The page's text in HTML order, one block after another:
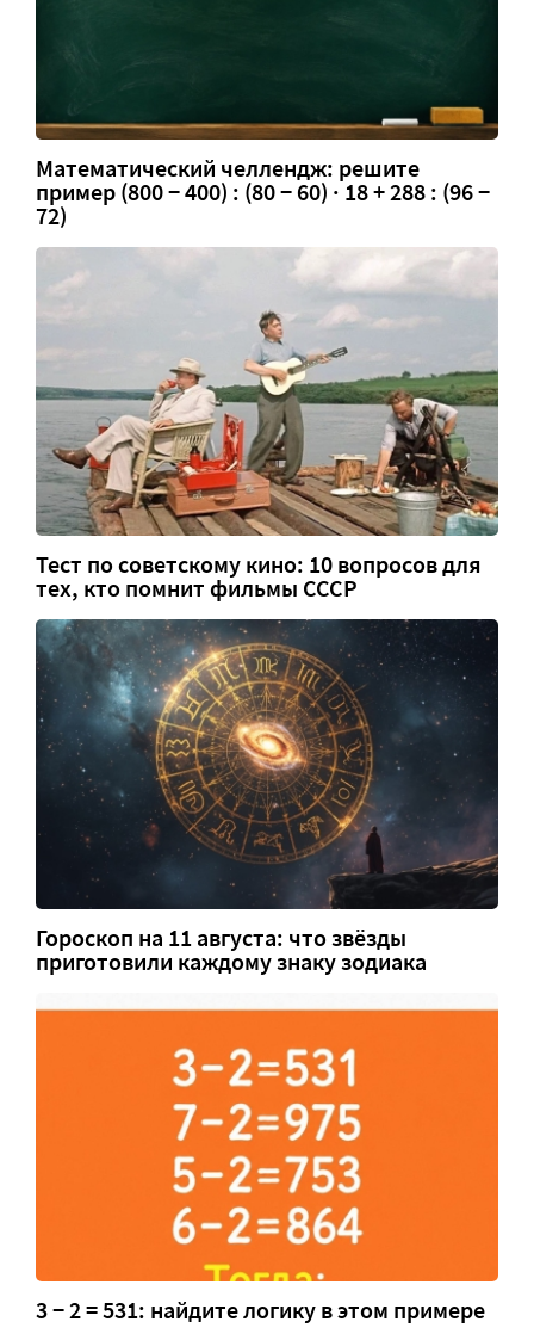
Математический челлендж: решите
пример (800 − 400) : (80 − 60) · 18 + 288 : (96 −
72)
Тест по советскому кино: 10 вопросов для
тех, кто помнит фильмы СССР
Гороскоп на 11 августа: что звёзды
приготовили каждому знаку зодиака
3 − 2 = 531: найдите логику в этом примере